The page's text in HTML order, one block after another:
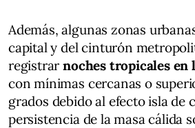
Además, algunas zonas
capital y del cinturón
registrarnoches tropicales en
con mínimas cercanas o
grados debido al efecto isla de
persistencia de la masa cálida